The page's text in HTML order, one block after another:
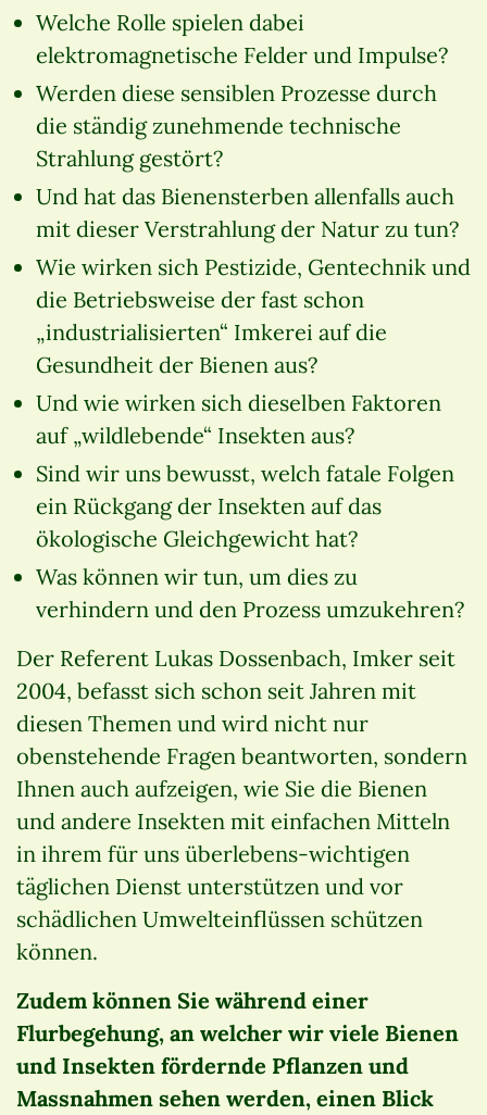
Welche Rolle spielen dabei
elektromagnetische Felder und Impulse?
Werden diese sensiblen Prozesse durch
die ständig zunehmende technische
Strahlung gestört?
Und hat das Bienensterben allenfalls auch
mit dieser Verstrahlung der Natur zu tun?
Wie wirken sich Pestizide, Gentechnik und
die Betriebsweise der fast schon
„industrialisierten“ Imkerei auf die
Gesundheit der Bienen aus?
Und wie wirken sich dieselben Faktoren
auf „wildlebende“ Insekten aus?
Sind wir uns bewusst, welch fatale Folgen
ein Rückgang der Insekten auf das
ökologische Gleichgewicht hat?
Was können wir tun, um dies zu
verhindern und den Prozess umzukehren?
Der Referent Lukas Dossenbach, Imker seit
2004, befasst sich schon seit Jahren mit
diesen Themen und wird nicht nur
obenstehende Fragen beantworten, sondern
Ihnen auch aufzeigen, wie Sie die Bienen
und andere Insekten mit einfachen Mitteln
in ihrem für uns überlebens-wichtigen
täglichen Dienst unterstützen und vor
schädlichen Umwelteinflüssen schützen
können.
Zudem können Sie während einer
Flurbegehung, an welcher wir viele Bienen
und Insekten fördernde Pflanzen und
Massnahmen sehen werden, einen Blick